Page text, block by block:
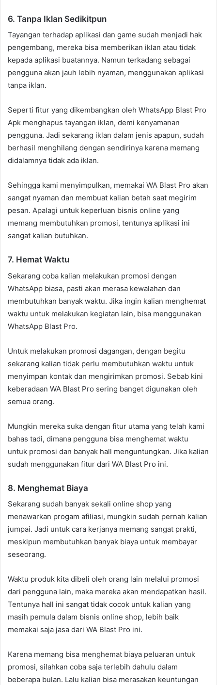
6. Tanpa Iklan Sedikitpun
Tayangan terhadap aplikasi dan game sudah menjadi hak
pengembang, mereka bisa memberikan iklan atau tidak
kepada aplikasi buatannya. Namun terkadang sebagai
pengguna akan jauh lebih nyaman, menggunakan aplikasi
tanpa iklan.
Seperti fitur yang dikembangkan oleh WhatsApp Blast Pro
Apk menghapus tayangan iklan, demi kenyamanan
pengguna. Jadi sekarang iklan dalam jenis apapun, sudah
berhasil menghilang dengan sendirinya karena memang
didalamnya tidak ada iklan.
Sehingga kami menyimpulkan, memakai WA Blast Pro akan
sangat nyaman dan membuat kalian betah saat megirim
pesan. Apalagi untuk keperluan bisnis online yang
memang membutuhkan promosi, tentunya aplikasi ini
sangat kalian butuhkan.
7. Hemat Waktu
Sekarang coba kalian melakukan promosi dengan
WhatsApp biasa, pasti akan merasa kewalahan dan
membutuhkan banyak waktu. Jika ingin kalian menghemat
waktu untuk melakukan kegiatan lain, bisa menggunakan
WhatsApp Blast Pro.
Untuk melakukan promosi dagangan, dengan begitu
sekarang kalian tidak perlu membutuhkan waktu untuk
menyimpan kontak dan mengirimkan promosi. Sebab kini
keberadaan WA Blast Pro sering banget digunakan oleh
semua orang.
Mungkin mereka suka dengan fitur utama yang telah kami
bahas tadi, dimana pengguna bisa menghemat waktu
untuk promosi dan banyak hall menguntungkan. Jika kalian
sudah menggunakan fitur dari WA Blast Pro ini.
8. Menghemat Biaya
Sekarang sudah banyak sekali online shop yang
menawarkan progam afiliasi, mungkin sudah pernah kalian
jumpai. Jadi untuk cara kerjanya memang sangat prakti,
meskipun membutuhkan banyak biaya untuk membayar
seseorang.
Waktu produk kita dibeli oleh orang lain melalui promosi
dari pengguna lain, maka mereka akan mendapatkan hasil.
Tentunya hall ini sangat tidak cocok untuk kalian yang
masih pemula dalam bisnis online shop, lebih baik
memakai saja jasa dari WA Blast Pro ini.
Karena memang bisa menghemat biaya peluaran untuk
promosi, silahkan coba saja terlebih dahulu dalam
beberapa bulan. Lalu kalian bisa merasakan keuntungan